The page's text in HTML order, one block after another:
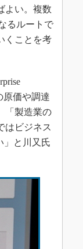
よい。複数
るルートで
くことを考
原価や調達
「製造業の
はビジネス
」と川又氏